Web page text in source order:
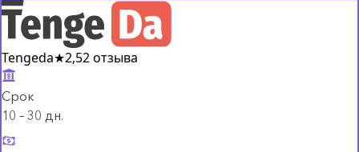
Tengeda★2,52 отзыва
Срок
10 – 30 дн.